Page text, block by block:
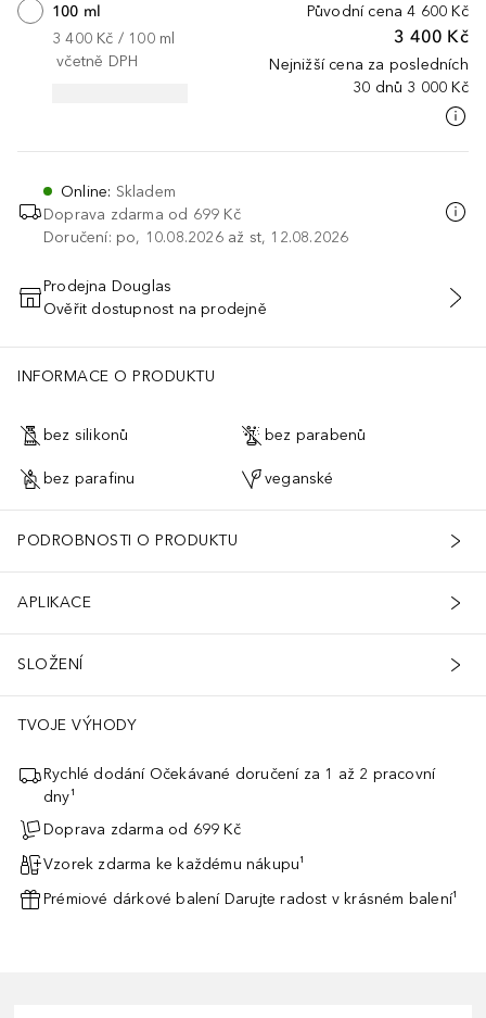
Původní cena 4 600 Kč
3 400 Kč
Nejnižší cena za posledních
30 dnů 3 000 Kč
100 ml
3 400 Kč / 100 ml
včetně DPH
Online: Skladem
Doprava zdarma od 699 Kč
Doručení: po, 10.08.2026 až st, 12.08.2026
PŘIDAT DO KOŠÍKU
Prodejna Douglas
Ověřit dostupnost na prodejně
INFORMACE O PRODUKTU
bez silikonů bez parabenů
bez parafinu veganské
PODROBNOSTI O PRODUKTU
APLIKACE
SLOŽENÍ
TVOJE VÝHODY
Rychlé dodání Očekávané doručení za 1 až 2 pracovní
dny¹
Doprava zdarma od 699 Kč
Vzorek zdarma ke každému nákupu¹
Prémiové dárkové balení Darujte radost v krásném balení¹